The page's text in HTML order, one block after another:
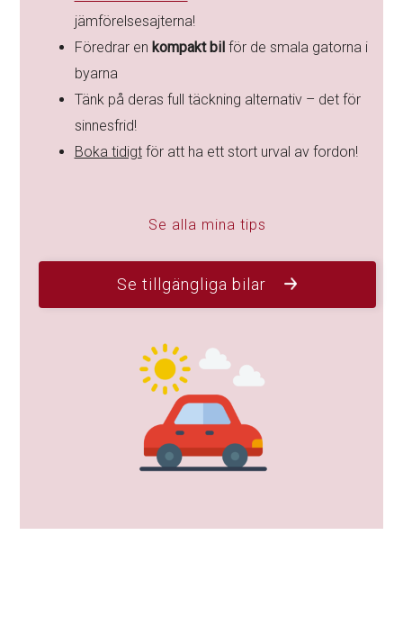
jämförelsesajterna!
Föredrar en kompakt bil för de smala gatorna i
byarna
Tänk på deras full täckning alternativ – det för
sinnesfrid!
Boka tidigtför att ha ett stort urval av fordon!
Se alla mina tips
Se tillgängliga bilar